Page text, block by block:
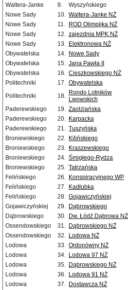
Waltera-Janke
9.
Wyszyńskiego
Nowe Sady
10. Waltera-Janke NŻ
Nowe Sady
11. ROD Olimpijka NŻ
Nowe Sady
12. zajezdnia MPK NŻ
Nowe Sady
13. Elektronowa NŻ
Obywatelska
14. Nowe Sady
Obywatelska
15. Jana Pawła II
Obywatelska
16. Cieszkowskiego NŻ
Politechniki
17. Obywatelska
Politechniki
18. Rondo Lotników
Lwowskich
Paderewskiego 19. Zaolziańska
Paderewskiego
20. Karpacka
Paderewskiego
21. Tuszyńska
Broniewskiego
22. Kilińskiego
Broniewskiego
23. Kraszewskiego
Broniewskiego
24. Śmigłego-Rydza
Broniewskiego
25. Tatrzańska
Felińskiego
26. Konspiracyjnego WP
Felińskiego
27. Kadłubka
Felińskiego
28. Gojawiczyńskiej
Gojawiczyńskiej
29. Dąbrowskiego
Dąbrowskiego
30. Dw. Łódź Dąbrowa NŻ
Ossendowskiego
31. Dąbrowskiego NŻ
Ossendowskiego
32. Lodowa NŻ
Lodowa
33. Ordonówny NŻ
Lodowa
34. Lodowa 97 NŻ
Lodowa
35. Dąbrowskiego NŻ
Lodowa
36. Lodowa 91 NŻ
Lodowa
37. Dostawcza NŻ